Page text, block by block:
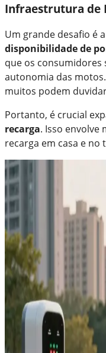
Infraestrutura de
Um grande desafio é
disponibilidade de
que os consumidores
autonomia das
muitos podem
Portanto, é crucial
recarga. Isso envolve
recarga em casa e no